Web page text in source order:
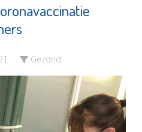
Gezond